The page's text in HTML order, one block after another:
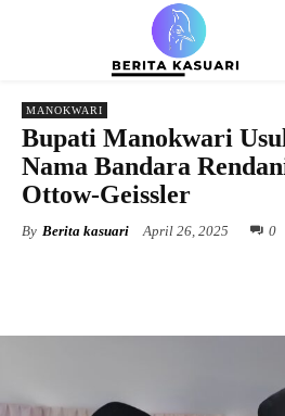
MANOKWARI
Bupati Manokwari
Nama Bandara
Ottow-Geissler
By Berita kasuari April 26, 2025 0